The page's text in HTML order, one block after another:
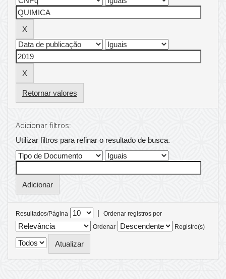
Retornar valores
Adicionar filtros:
Utilizar filtros para refinar o resultado de busca.
Resultados/Página |
Ordenar registros por
Ordenar
Registro(s)